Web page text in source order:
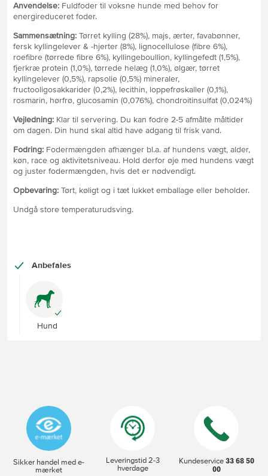
Anvendelse: Fuldfoder til voksne hunde med behov for
energireduceret foder.
Sammensætning: Tørret kylling (28%), majs, ærter, favabønner,
fersk kyllingelever & -hjerter (8%), lignocellulose (fibre 6%),
roefibre (tørrede fibre 6%), kyllingeboullion, kyllingefedt (1,5%),
fjerkræ protein (1,0%), tørrede helæg (1,0%), ølgær, tørret
kyllingelever (0,5%), rapsolie (0,5%) mineraler,
fructooligosakkarider (0,2%), lecithin, loppefrøskaller (0,1%),
rosmarin, hørfrø, glucosamin (0,076%), chondroitinsulfat (0,024%)
Vejledning: Klar til servering. Du kan fodre 2-5 afmålte måltider
om dagen. Din hund skal altid have adgang til frisk vand.
Fodring: Fodermængden afhænger bl.a. af hundens vægt, alder,
køn, race og aktivitetsniveau. Hold derfor øje med hundens vægt
og juster fodermængden, hvis det er nødvendigt.
Opbevaring: Tørt, køligt og i tæt lukket emballage eller beholder.
Undgå store temperaturudsving.
Anbefales
Hund
Sikker handel med e-
mærket
Leveringstid 2-3
hverdage
Kundeservice33 68 50
00